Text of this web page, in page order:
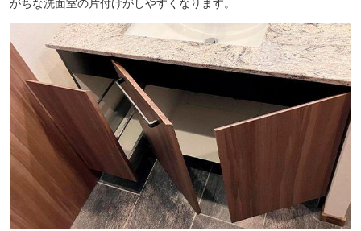
村橋歯科医院（徒歩4分／約270m）
がちな洗面室の片付けがしやすくなります。